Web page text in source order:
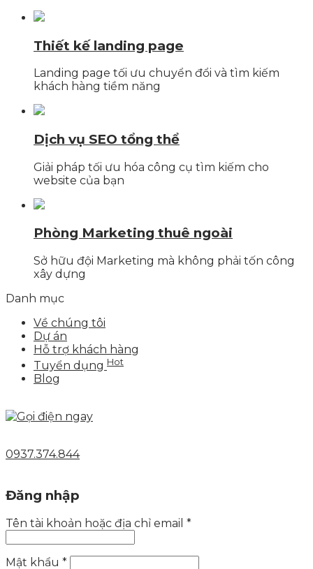
Thiết kế landing page
Landing page tối ưu chuyển đổi và tìm kiếm
khách hàng tiềm năng
Dịch vụ SEO tổng thể
Giải pháp tối ưu hóa công cụ tìm kiếm cho
website của bạn
Phòng Marketing thuê ngoài
Sở hữu đội Marketing mà không phải tốn công
xây dựng
Danh mục
Về chúng tôi
Dự án
Hỗ trợ khách hàng
Tuyển dụng Hot
Blog
0937.374.844
Đăng nhập
Tên tài khoản hoặc địa chỉ email *
Mật khẩu *